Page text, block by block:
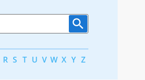
R S T U V W X Y Z